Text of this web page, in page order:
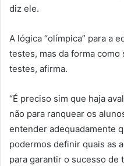
diz ele.
A lógica “olímpica” para a
testes, mas da forma
testes, afirma.
“É preciso sim que haja
não para ranquear os
entender adequadamente
podermos definir quais as
para garantir o sucesso de